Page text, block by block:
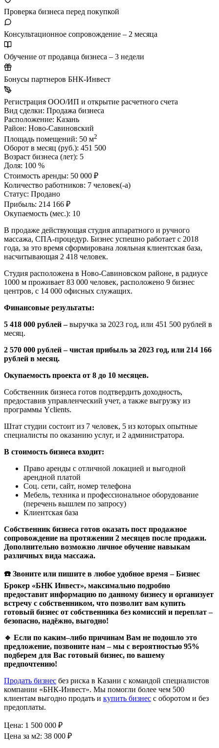
Проверка бизнеса перед покупкой
Консультационное сопровождение – 2 месяца
Обучение от продавца бизнеса – 3 недели
Бонусы партнеров БНК-Инвест
Регистрация ООО/ИП и открытие расчетного счета
Вид сделки: Продажа бизнеса
Расположение: Казань
Район: Ново-Савиновский
Площадь помещений: 50 м2
Оборот в месяц (руб.): 451 500
Возраст бизнеса (лет): 5
Доля: 100 %
Стоимость аренды: 50 000 ₽
Количество работников: 7 человек(-а)
Статус: Продано
Прибыль: 214 166 ₽
Окупаемость (мес.): 10
В продаже действующая студия аппаратного и ручного
массажа, СПА-процедур. Бизнес успешно работает с 2018
года, за это время сформирована лояльная клиентская база,
насчитывающая 2 418 человек.
Студия расположена в Ново-Савиновском районе, в радиусе
1000 м проживает 83 000 человек, расположено 9 бизнес
центров, с 14 000 офисных служащих.
Финансовые результаты:
5 418 000 рублей –выручка за 2023 год, или 451 500 рублей в
месяц.
2 570 000 рублей – чистая прибыль за 2023 год, или 214 166
рублей в месяц.
Окупаемость проекта от 8 до 10 месяцев.
Собственник бизнеса готов подтвердить доходность,
предоставив управленческий учет, а также выгрузку из
программы Yclients.
Штат студии состоит из 7 человек, 5 из которых опытные
специалисты по оказанию услуг, и 2 администратора.
В стоимость бизнеса входит:
Право аренды с отличной локацией и выгодной
арендной платой
Соц. сети, сайт, номер телефона
Мебель, техника и профессиональное оборудование
(перечень вышлем по запросу)
Клиентская база
Собственник бизнеса готов оказать пост продажное
сопровождение на протяжении 2 месяцев после продажи.
Дополнительно возможно личное обучение навыкам
различных вида массажа.
☎️ Звоните или пишите в любое удобное время–Бизнес
Брокер «БНК Инвест», максимально подробно
предоставит информацию по данному бизнесу и организует
встречу с собственником, что позволит вам купить
готовый бизнес от собственника без комиссий и переплат–
безопасно, надёжно, выгодно!
🔹 Если по каким–либо причинам Вам не подошло это
предложение, позвоните нам–мы с вероятностью 95%
подберем для Вас готовый бизнес, по вашему
предпочтению!
Продать бизнес без риска в Казани с командой специалистов
компании «БНК-Инвест». Мы помогли более чем 500
клиентам выгодно продать и купить бизнес с оборотом и без
предоплаты.
Цена: 1 500 000 ₽
Цена за м2: 38 000 ₽